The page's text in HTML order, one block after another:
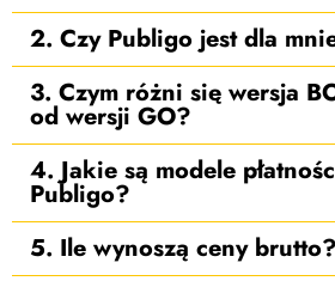
2. Czy Publigo jest dla
3. Czym różni się wersja
od wersji GO?
4. Jakie są modele
Publigo?
5. Ile wynoszą ceny brutto?